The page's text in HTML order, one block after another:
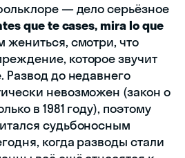
— дело серьёзное
que te cases, mira lo que
смотри, что
которое звучит
Развод до недавнего
невозможен (закон о
в 1981 году), поэтому
судьбоносным
когда разводы стали